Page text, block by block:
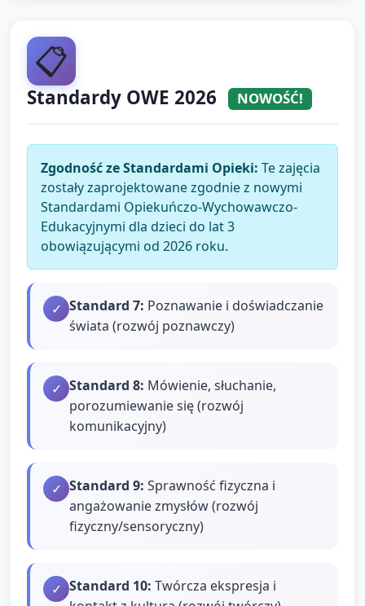
📋
Standardy OWE 2026 NOWOŚĆ!
Zgodność ze Standardami Opieki: Te zajęcia
zostały zaprojektowane zgodnie z nowymi
Standardami Opiekuńczo-Wychowawczo-
Edukacyjnymi dla dzieci do lat 3
obowiązującymi od 2026 roku.
✓ Standard 7: Poznawanie i doświadczanie
świata (rozwój poznawczy)
✓ Standard 8: Mówienie, słuchanie,
porozumiewanie się (rozwój
komunikacyjny)
✓ Standard 9: Sprawność fizyczna i
angażowanie zmysłów (rozwój
fizyczny/sensoryczny)
✓ Standard 10: Twórcza ekspresja i